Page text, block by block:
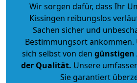
Wir sorgen dafür, dass Ihr
Kissingen reibungslos
Sachen sicher und
Bestimmungsort ankommen.
sich selbst von den günstigen
der Qualität. Unsere
Sie garantiert